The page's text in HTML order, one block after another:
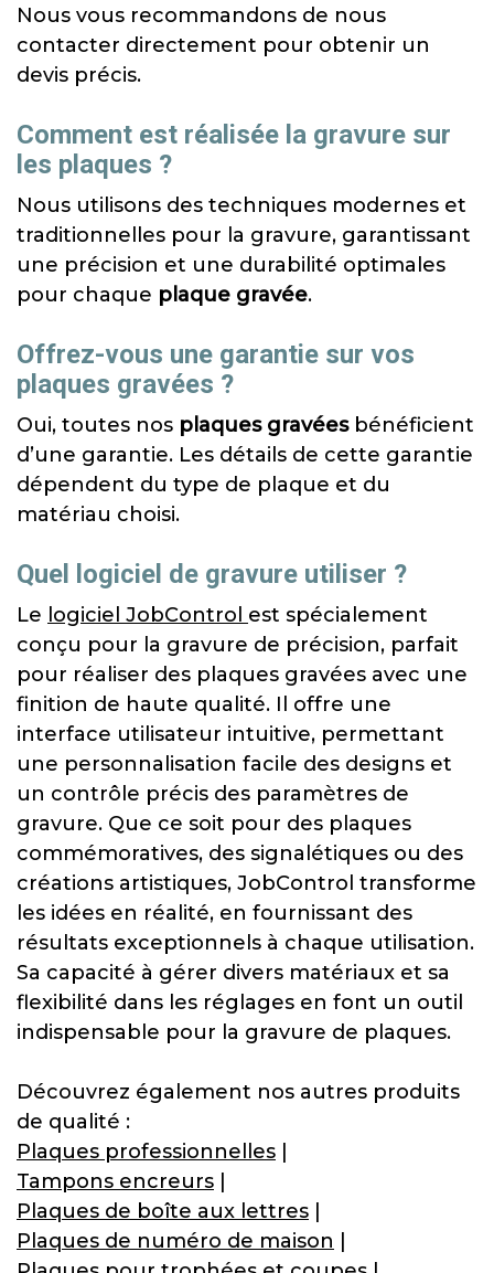
Nous vous recommandons de nous
contacter directement pour obtenir un
devis précis.
Comment est réalisée la gravure sur
les plaques ?
Nous utilisons des techniques modernes et
traditionnelles pour la gravure, garantissant
une précision et une durabilité optimales
pour chaque plaque gravée.
Offrez-vous une garantie sur vos
plaques gravées ?
Oui, toutes nos plaques gravéesbénéficient
d’une garantie. Les détails de cette garantie
dépendent du type de plaque et du
matériau choisi.
Quel logiciel de gravure utiliser ?
Le logiciel JobControl est spécialement
conçu pour la gravure de précision, parfait
pour réaliser des plaques gravées avec une
finition de haute qualité. Il offre une
interface utilisateur intuitive, permettant
une personnalisation facile des designs et
un contrôle précis des paramètres de
gravure. Que ce soit pour des plaques
commémoratives, des signalétiques ou des
créations artistiques, JobControl transforme
les idées en réalité, en fournissant des
résultats exceptionnels à chaque utilisation.
Sa capacité à gérer divers matériaux et sa
flexibilité dans les réglages en font un outil
indispensable pour la gravure de plaques.
Découvrez également nos autres produits
de qualité :
Plaques professionnelles
Tampons encreurs
Plaques de boîte aux lettres
Plaques de numéro de maison